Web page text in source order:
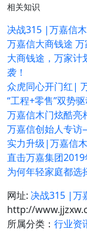
相关知识
决战315 |万嘉信
万嘉信大商钱途
大商钱途，万家计
袭！
众虎同心开门红|
“工程+零售”双势
万嘉信木门炫酷亮
万嘉信创始人专
实力升级|万嘉信
直击万嘉集团
为何年轻家庭都选
网址: 决战315 |万
http://
所属分类： 行业资